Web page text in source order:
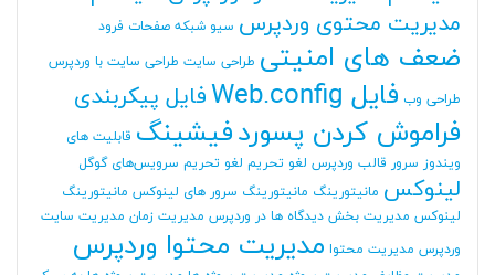
مدیریت محتوی وردپرس سیو شبکه صفحات فرود
ضعف های امنیتی طراحی سایت طراحی سایت با وردپرس
طراحی وب فایل Web.config فایل پیکربندی
فراموش کردن پسوردفیشینگ قابلیت های
ویندوز سرور قالب وردپرس لغو تحریم لغو تحریم سرویس‌های گوگل
لینوکس مانیتورینگ مانیتورینگ سرور های لینوکس مانیتورینگ
لینوکس مدیریت بخش دیدگاه ها در وردپرس مدیریت زمان مدیریت سایت
وردپرس مدیریت محتوا مدیریت محتوا وردپرس